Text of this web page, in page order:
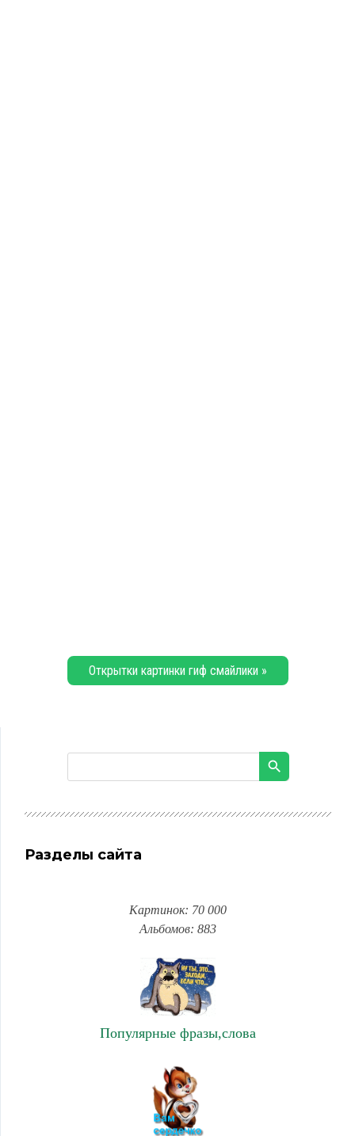
Открытки картинки гиф смайлики »
Разделы сайта
Картинок: 70 000
Альбомов: 883
Популярные фразы,слова